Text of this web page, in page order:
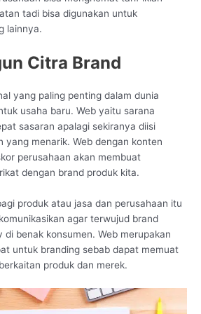
tadi bisa digunakan untuk
lainnya.
Citra Brand
yang paling penting dalam dunia
usaha baru. Web yaitu sarana
sasaran apalagi sekiranya diisi
yang menarik. Web dengan konten
perusahaan akan membuat
dengan brand produk kita.
produk atau jasa dan perusahaan itu
agar terwujud brand
benak konsumen. Web merupakan
untuk branding sebab dapat memuat
produk dan merek.